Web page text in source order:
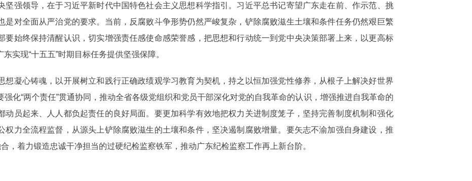
坚强领导，在于习近平新时代中国特色社会主义思想科学指引。习近平总书记寄望广东走在前、作示范、挑
是对全面从严治党的要求。当前，反腐败斗争形势仍然严峻复杂，铲除腐败滋生土壤和条件任务仍然艰巨繁
要始终保持清醒认识，切实增强责任感使命感荣誉感，把思想和行动统一到党中央决策部署上来，以更高标
实现“十五五”时期目标任务提供坚强保障。
凝心铸魂，以开展树立和践行正确政绩观学习教育为契机，持之以恒加强党性修养，从根子上解决好世界
化“两个责任”贯通协同，推动全省各级党组织和党员干部深化对党的自我革命的认识，增强推进自我革命的
动员起来、人人都负起责任的良好局面。要更加科学有效地把权力关进制度笼子，坚持完善制度机制和强化
权力全流程监督，从源头上铲除腐败滋生的土壤和条件，坚决遏制腐败增量。要矢志不渝加强自身建设，推
，着力锻造忠诚干净担当的过硬纪检监察铁军，推动广东纪检监察工作再上新台阶。